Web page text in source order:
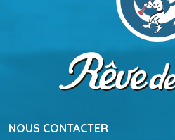
NOUS CONTACTER